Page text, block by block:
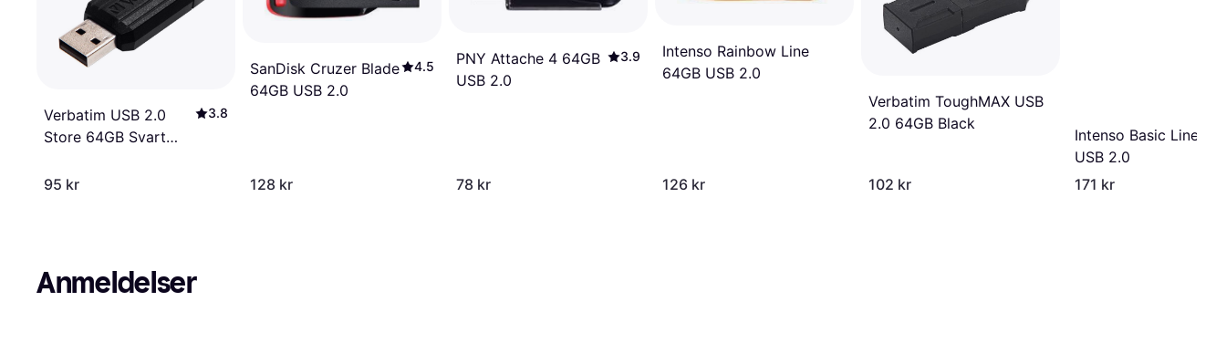
Verbatim USB 2.0
Store 64GB Svart
3.8
95 kr
SanDisk Cruzer Blade
64GB USB 2.0
4.5
128 kr
PNY Attache 4 64GB
USB 2.0
3.9
78 kr
Intenso Rainbow Line
64GB USB 2.0
126 kr
Verbatim ToughMAX USB
2.0 64GB Black
102 kr
Intenso Basic Line
USB 2.0
171 kr
Anmeldelser